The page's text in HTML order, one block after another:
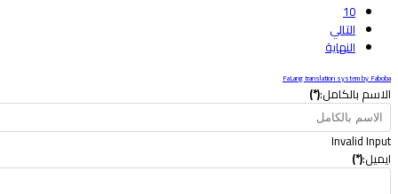
10
التالي
النهاية
FaLang translation system by
بالكامل:(*)
Invalid
(*)